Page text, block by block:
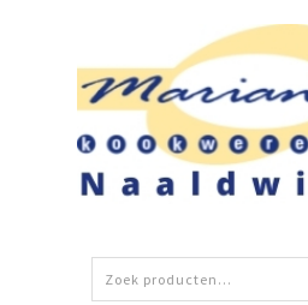
Zoeken
naar: